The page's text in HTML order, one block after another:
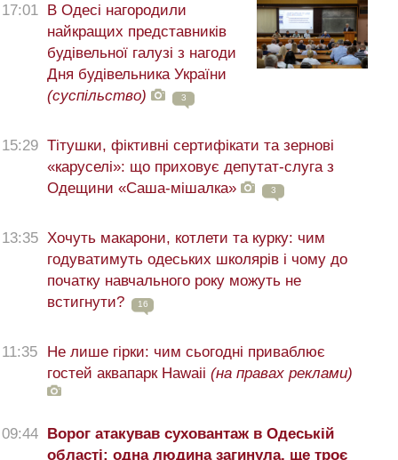
17:01
В Одесі нагородили
найкращих представників
будівельної галузі з нагоди
Дня будівельника України
(суспільство)
3
15:29 Тітушки, фіктивні сертифікати та зернові
«каруселі»: що приховує депутат-слуга з
Одещини «Саша-мішалка»
3
13:35 Хочуть макарони, котлети та курку: чим
годуватимуть одеських школярів і чому до
початку навчального року можуть не
встигнути?
16
11:35
Не лише гірки: чим сьогодні приваблює
гостей аквапарк Hawaii (на правах реклами)
09:44 Ворог атакував суховантаж в Одеській
області: одна людина загинула, ще троє